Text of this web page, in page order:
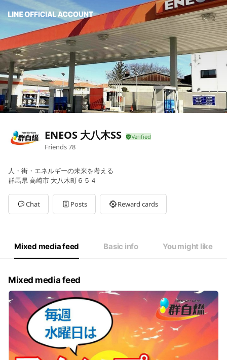
ENEOS 大八木SS
Friends78
人・街・エネルギーの未来を考える
群馬県 高崎市 大八木町６５４
Chat Posts Reward cards
Mixed media feed Basic info You might like
Mixed media feed